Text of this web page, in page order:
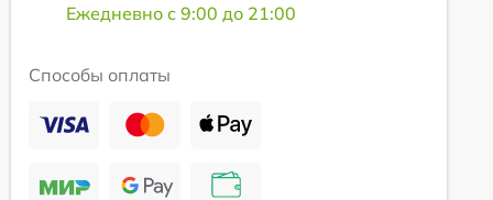
Ежедневно с 9:00 до 21:00
Способы оплаты